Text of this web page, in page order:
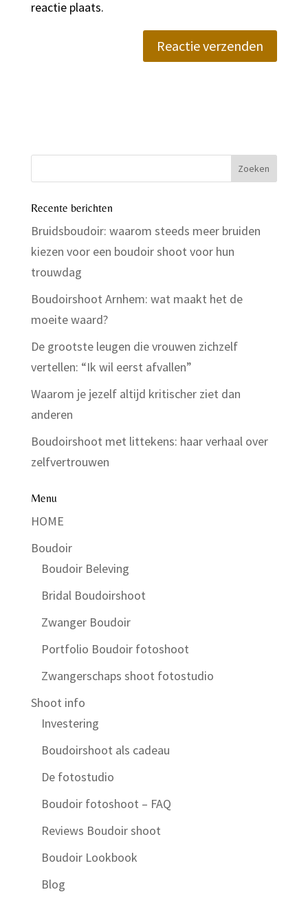
reactie plaats.
Recente berichten
Bruidsboudoir: waarom steeds meer bruiden
kiezen voor een boudoir shoot voor hun
trouwdag
Boudoirshoot Arnhem: wat maakt het de
moeite waard?
De grootste leugen die vrouwen zichzelf
vertellen: “Ik wil eerst afvallen”
Waarom je jezelf altijd kritischer ziet dan
anderen
Boudoirshoot met littekens: haar verhaal over
zelfvertrouwen
Menu
HOME
Boudoir
Boudoir Beleving
Bridal Boudoirshoot
Zwanger Boudoir
Portfolio Boudoir fotoshoot
Zwangerschaps shoot fotostudio
Shoot info
Investering
Boudoirshoot als cadeau
De fotostudio
Boudoir fotoshoot – FAQ
Reviews Boudoir shoot
Boudoir Lookbook
Blog